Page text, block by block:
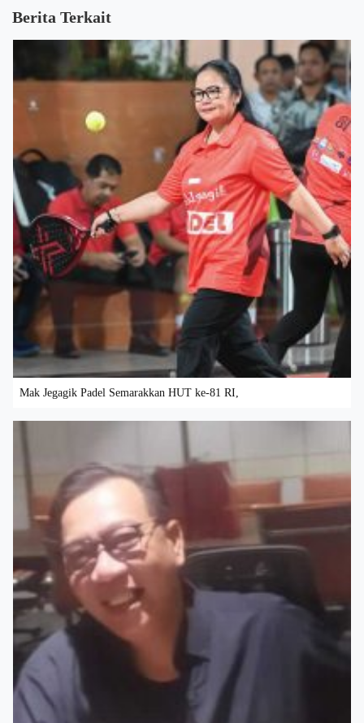
Berita Terkait
Mak Jegagik Padel Semarakkan HUT ke-81 RI,